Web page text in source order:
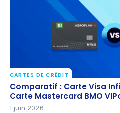
Comparatif : Carte Visa
Carte Mastercard BMO
CARTES DE CRÉDIT
Comparatif : Carte Visa
Carte Mastercard BMO
1 juin 2026